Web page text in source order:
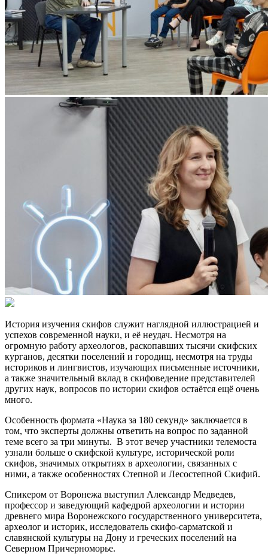
История изучения скифов служит наглядной иллюстрацией и
успехов современной науки, и её неудач. Несмотря на
огромную работу археологов, раскопавших тысячи скифских
курганов, десятки поселений и городищ, несмотря на труды
историков и лингвистов, изучающих письменные источники,
а также значительный вклад в скифоведение представителей
других наук, вопросов по истории скифов остаётся ещё очень
много.
Особенность формата «Наука за 180 секунд» заключается в
том, что эксперты должны ответить на вопрос по заданной
теме всего за три минуты. В этот вечер участники телемоста
узнали больше о скифской культуре, исторической роли
скифов, значимых открытиях в археологии, связанных с
ними, а также особенностях Степной и Лесостепной Скифий.
Спикером от Воронежа выступил Александр Медведев,
профессор и заведующий кафедрой археологии и истории
древнего мира Воронежского государственного университета,
археолог и историк, исследователь скифо-сарматской и
славянской культуры на Дону и греческих поселений на
Северном Причерноморье.